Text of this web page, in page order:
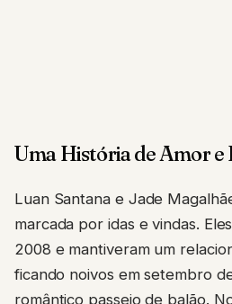
Uma História de Amor
Luan Santana e Jade
marcada por idas e vindas.
2008 e mantiveram um
ficando noivos em setembro
romântico passeio de balão.